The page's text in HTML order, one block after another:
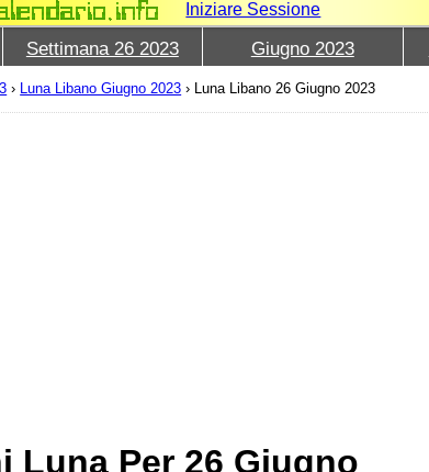
Iniziare Sessione
Settimana 26 2023 Giugno 2023
› Luna Libano Giugno 2023 › Luna Libano 26 Giugno 2023
Luna Per 26 Giugno